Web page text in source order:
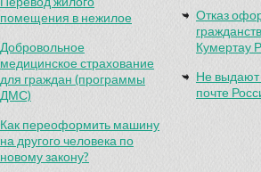
помещения в нежилое
Добровольное
медицинское страхование
для граждан (программы
ДМС)
Как переоформить машину
на другого человека по
новому закону?
Отказ
Кумертау
Не выдают
почте